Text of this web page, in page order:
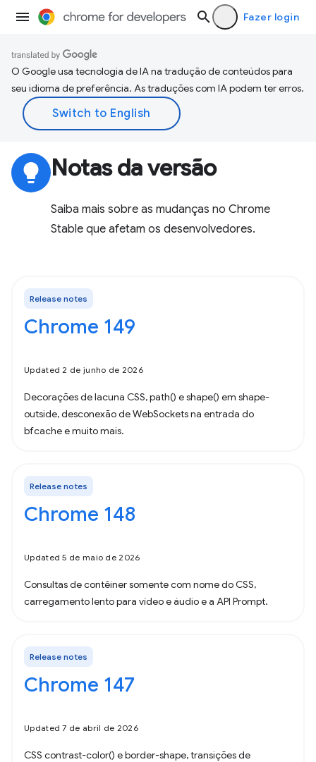
Fazer login
O Google usa tecnologia de IA na tradução de conteúdos para
seu idioma de preferência. As traduções com IA podem ter erros.
lightbulb Notas da versão
Saiba mais sobre as mudanças no Chrome
Stable que afetam os desenvolvedores.
Release notes
Chrome 149
Updated 2 de junho de 2026
Decorações de lacuna CSS, path() e shape() em shape-
outside, desconexão de WebSockets na entrada do
bfcache e muito mais.
Release notes
Chrome 148
Updated 5 de maio de 2026
Consultas de contêiner somente com nome do CSS,
carregamento lento para vídeo e áudio e a API Prompt.
Release notes
Chrome 147
Updated 7 de abril de 2026
CSS contrast-color() e border-shape, transições de